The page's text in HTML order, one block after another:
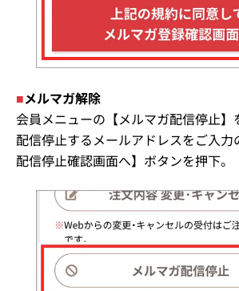
■メルマガ解除
会員メニューの【メルマガ配信停止】
配信停止するメールアドレスをご入力
配信停止確認画面へ】ボタンを押下。